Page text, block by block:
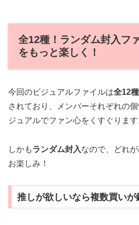
全12種！ランダム封入フ
をもっと楽しく！
今回のビジュアルファイルは全12
されており、メンバーそれぞれの
ジュアルでファン心をくすぐります
しかもランダム封入なので、どれ
お楽しみ！
推しが欲しいなら複数買いが